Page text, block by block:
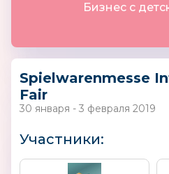
Бизнес с
Spielwarenmesse
Fair
30 января - 3 февраля 2019
Участники: